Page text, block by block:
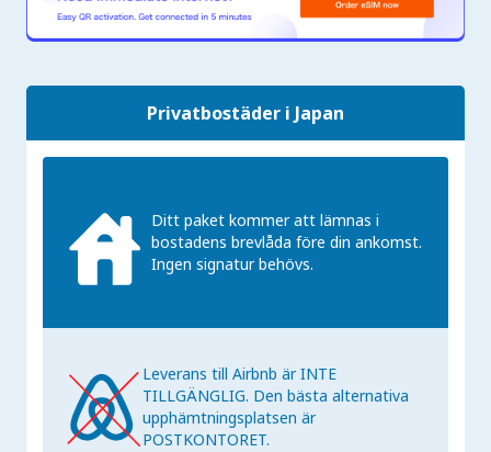
Privatbostäder i Japan
Ditt paket kommer att lämnas i
bostadens brevlåda före din ankomst.
Ingen signatur behövs.
Leverans till Airbnb är INTE
TILLGÄNGLIG. Den bästa alternativa
upphämtningsplatsen är
POSTKONTORET.